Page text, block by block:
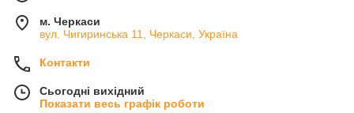
м. Черкаси
вул. Чигиринська 11, Черкаси, Україна
Контакти
Сьогодні вихідний
Показати весь графік роботи